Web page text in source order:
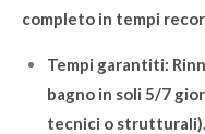
completo in tempi
Tempi garantiti:
bagno in soli 5/7
tecnici o strutturali).